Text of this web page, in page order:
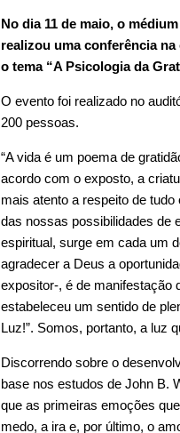
No dia 11 de maio, o
realizou uma conferência
o tema “A Psicologia da
O evento foi realizado no
200 pessoas.
“A vida é um poema de
acordo com o exposto, a
mais atento a respeito de
das nossas possibilidades de
espiritual, surge em cada um
agradecer a Deus a
expositor-, é de manifestação
estabeleceu um sentido de
Luz!”. Somos, portanto, a luz
Discorrendo sobre o
base nos estudos de John B.
que as primeiras emoções
medo, a ira e, por último, o